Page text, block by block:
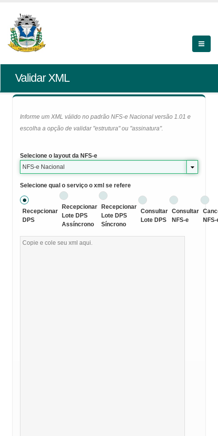
Validar XML
Informe um XML válido no padrão NFS-e Nacional versão 1.01 e
escolha a opção de validar "estrutura" ou "assinatura".
Selecione o layout da NFS-e
NFS-e Nacional
Selecione qual o serviço o xml se refere
Recepcionar
DPS
Recepcionar
Lote DPS
Assíncrono
Recepcionar
Lote DPS
Síncrono
Consultar
Lote DPS
Consultar
NFS-e
NFS-